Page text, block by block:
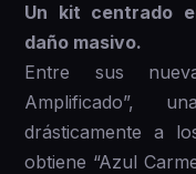
Un kit centrado
daño masivo.
Entre sus
Amplificado”,
drásticamente a
obtiene “Azul